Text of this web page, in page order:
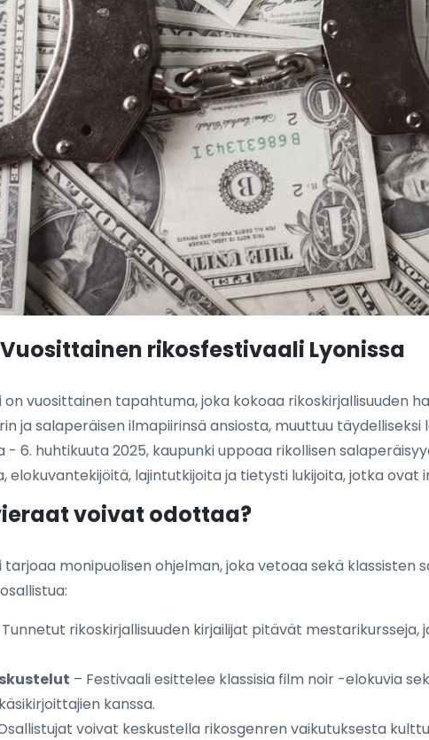
rikosfestivaali Lyonissa
vuosittainen tapahtuma, joka kokoaa rikoskirjallisuuden
ja salaperäisen ilmapiirinsä ansiosta, muuttuu
- 6. huhtikuuta 2025, kaupunki uppoaa rikollisen
elokuvantekijöitä, lajintutkijoita ja tietysti lukijoita, jotka ovat
voivat odottaa?
tarjoaa monipuolisen ohjelman, joka vetoaa sekä
rikoskirjallisuuden kirjailijat pitävät
– Festivaali esittelee klassisia film noir -elokuvia
kanssa.
voivat keskustella rikosgenren vaikutuksesta